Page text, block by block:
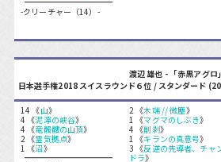
-クリーチャー（14）-
渡辺 雄也 - 「赤黒アグロ」
日本選手権2018 スイスラウンド６位 / スタンダード
14 《山》
4 《泥濘の峡谷》
4 《竜髑髏の山頂》
2 《霊気拠点》
1 《沼》
2 《木端 // 微塵》
1 《マグマのしぶき》
4 《削剥》
1 《キランの真意号》
3 《反逆の先導者、チャ
ドラ》